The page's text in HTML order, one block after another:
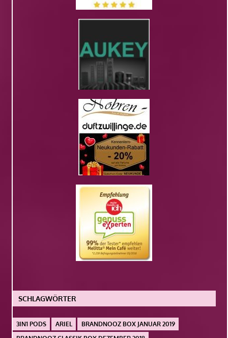
SCHLAGWÖRTER
3IN1 PODS ARIEL
BRANDNOOZ BOX JANUAR 2019